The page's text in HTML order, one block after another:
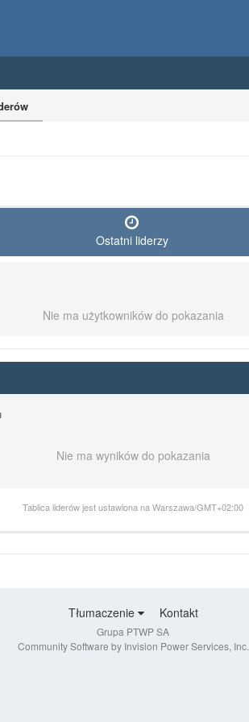
Ostatni liderzy
Nie ma użytkowników do pokazania
Nie ma wyników do pokazania
Tablica liderów jest ustawiona na Warszawa/GMT+02:00
Tłumaczenie Kontakt
Grupa PTWP SA
Community Software by Invision Power Services, Inc.